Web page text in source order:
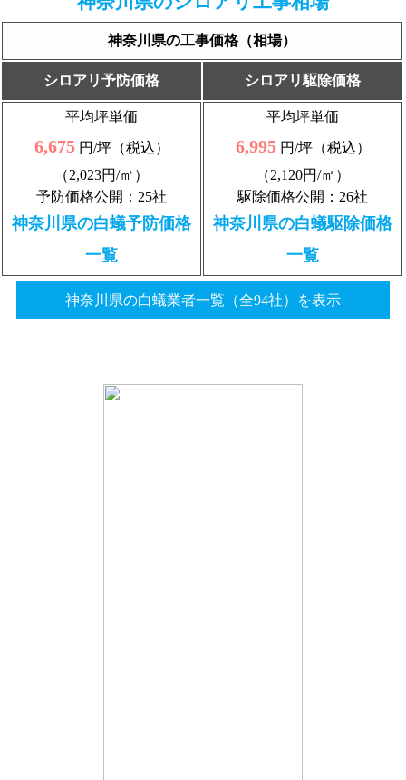
神奈川県の工事価格（相場）
シロアリ予防価格 シロアリ駆除価格
平均坪単価
6,675円/坪（税込）
（2,023円/㎡）
予防価格公開：25社
神奈川県の白蟻予防価格
一覧
平均坪単価
6,995円/坪（税込）
（2,120円/㎡）
駆除価格公開：26社
神奈川県の白蟻駆除価格
一覧
神奈川県の白蟻業者一覧（全94社）を表示